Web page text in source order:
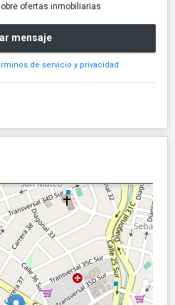
ofertas inmobiliarias
mensaje
de servicio y privacidad